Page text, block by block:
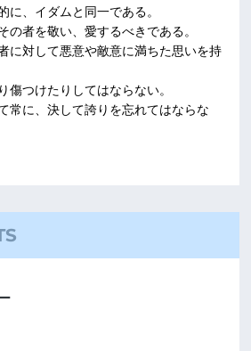
、イダムと同一である。
者を敬い、愛するべきである。
に対して悪意や敵意に満ちた思いを持
つけたりしてはならない。
常に、決して誇りを忘れてはならな